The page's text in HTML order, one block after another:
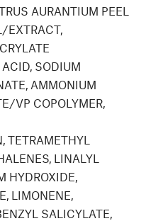
AURANTIUM PEEL
EXTRACT,
SODIUM
AMMONIUM
VP COPOLYMER,
TETRAMETHYL
LINALYL
HYDROXIDE,
LIMONENE,
SALICYLATE,